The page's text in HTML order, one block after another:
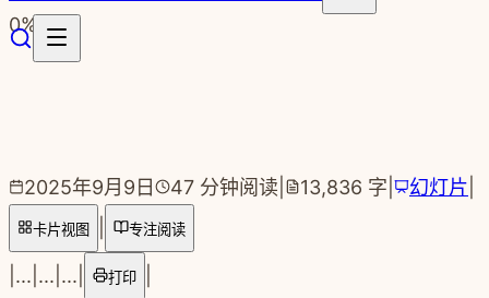
跳转到主要内容
0%
2025年9月9日 47 分钟阅读 13,836 字 幻灯片
卡片视图 专注阅读
... ... ... 打印